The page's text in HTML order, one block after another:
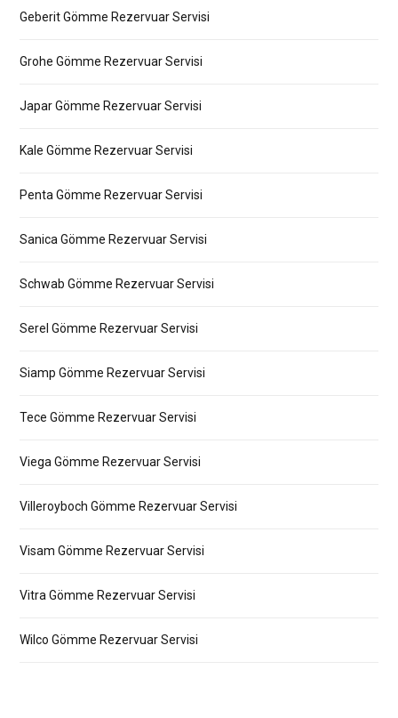
Geberit Gömme Rezervuar Servisi
Grohe Gömme Rezervuar Servisi
Japar Gömme Rezervuar Servisi
Kale Gömme Rezervuar Servisi
Penta Gömme Rezervuar Servisi
Sanica Gömme Rezervuar Servisi
Schwab Gömme Rezervuar Servisi
Serel Gömme Rezervuar Servisi
Siamp Gömme Rezervuar Servisi
Tece Gömme Rezervuar Servisi
Viega Gömme Rezervuar Servisi
Villeroyboch Gömme Rezervuar Servisi
Visam Gömme Rezervuar Servisi
Vitra Gömme Rezervuar Servisi
Wilco Gömme Rezervuar Servisi